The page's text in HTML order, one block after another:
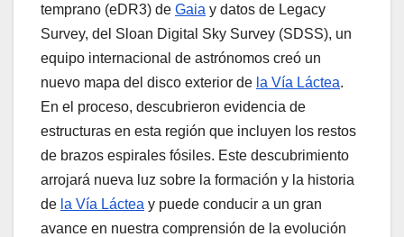
temprano (eDR3) de Gaia y datos de Legacy
Survey, del Sloan Digital Sky Survey (SDSS), un
equipo internacional de astrónomos creó un
nuevo mapa del disco exterior de la Vía Láctea.
En el proceso, descubrieron evidencia de
estructuras en esta región que incluyen los restos
de brazos espirales fósiles. Este descubrimiento
arrojará nueva luz sobre la formación y la historia
de la Vía Láctea y puede conducir a un gran
avance en nuestra comprensión de la evolución